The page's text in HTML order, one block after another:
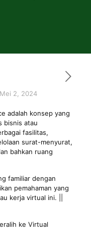
Mei 2, 2024
adalah konsep yang
bisnis atau
fasilitas,
surat-menyurat,
bahkan ruang
familiar dengan
pemahaman yang
kerja virtual ini. ||
ke Virtual